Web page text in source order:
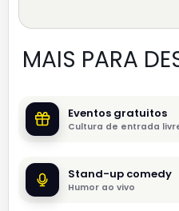
MAIS PARA
Eventos gratuitos
Cultura de entrada
Stand-up comedy
Humor ao vivo